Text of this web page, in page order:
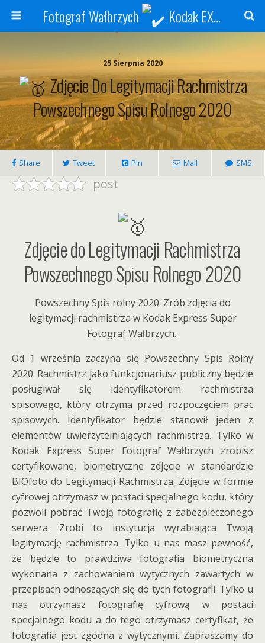
Fotograf Wałbrzych Kodak EXPRESS
25 Sierpnia 2020
Zdjęcie Do Legitymacji Rachmistrza
Powszechnego Spisu Rolnego 2020
Share Tweet Pin Mail SMS
post
Zdjęcie do Legitymacji Rachmistrza
Powszechnego Spisu Rolnego 2020
Powszechny Spis rolny 2020. Zrób zdjęcia do
legitymacji rachmistrza w Kodak Express Super
Fotograf Wałbrzych.
Od 1 września zaczyna się Powszechny Spis Rolny
2020. Rachmistrz jako funkcjonariusz publiczny będzie
posługiwał się identyfikatorem rachmistrza
spisowego, który otrzyma przed rozpoczęciem prac
spisowych. Identyfikator będzie stanowił jeden z
elementów uwierzytelniających rachmistrza. Tylko w
Kodak Express Super Fotograf Wałbrzych zrobisz
certyfikowane, biometryczne zdjęcie w standardzie
BIOfoto do Legitymacji Rachmistrza. Zdjęcie w formie
cyfrowej otrzymasz w postaci specjalnego kodu, który
pozwoli pobrać Twoją fotografię z zabezpieczonego
serwera. Zrobi to instytucja wyrabiająca Twoją
legitymację rachmistrza. Tylko u nas masz pewność,
że będzie to prawdziwa fotografia biometryczna
wykonana z zachowaniem wytycznych zawartych w
przepisach odnoszących się do tych fotografii. Tylko u
nas otrzymasz fotografię cyfrową w postaci
specjalnego kodu a do tego otrzymasz certyfikat, że
fotografia jest zgodna z wytycznymi. Zapraszamy do